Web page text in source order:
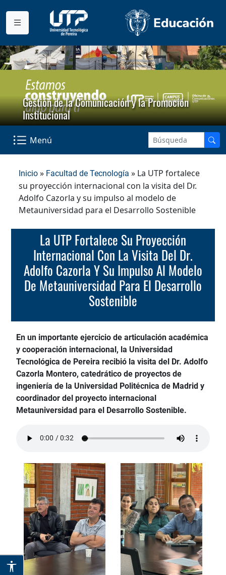
Gestión de la Comunicación y la Promoción
Institucional
Menú
Inicio » Facultad de Tecnología » La UTP fortalece
su proyección internacional con la visita del Dr.
Adolfo Cazorla y su impulso al modelo de
Metauniversidad para el Desarrollo Sostenible
La UTP Fortalece Su Proyección
Internacional Con La Visita Del Dr.
Adolfo Cazorla Y Su Impulso Al Modelo
De Metauniversidad Para El Desarrollo
Sostenible
En un importante ejercicio de articulación académica
y cooperación internacional, la Universidad
Tecnológica de Pereira recibió la visita del Dr. Adolfo
Cazorla Montero, catedrático de proyectos de
ingeniería de la Universidad Politécnica de Madrid y
coordinador del proyecto internacional
Metauniversidad para el Desarrollo Sostenible.